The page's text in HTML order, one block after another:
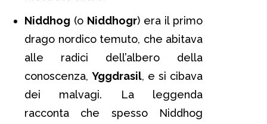
Niddhog (o Niddhogr) era il primo
drago nordico temuto, che abitava
alle radici dell’albero della
conoscenza, Yggdrasil, e si cibava
dei malvagi. La leggenda
racconta che spesso Niddhog